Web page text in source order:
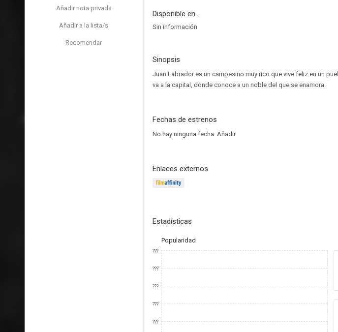
Añadir nota privada
Añadir a la lista/s
Recomendar
Disponible en...
Sin información
Sinopsis
Juan Labrador es un campesino muy rico que vive feliz en un
va a la capital, donde conoce a un noble del que se enamora.
Fechas de estrenos
No hay ninguna fecha. Añadir
Enlaces externos
Estadísticas
Popularidad
???
???
???
???
???